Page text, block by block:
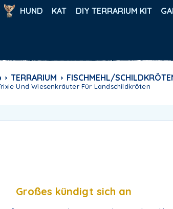
HUND KAT DIY TERRARIUM KIT
TERRARIUM FISCHMEHL/
Trixie Und Wiesenkräuter Für Landschildkröten
Großes kündigt sich an